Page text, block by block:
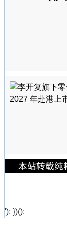
'); })();